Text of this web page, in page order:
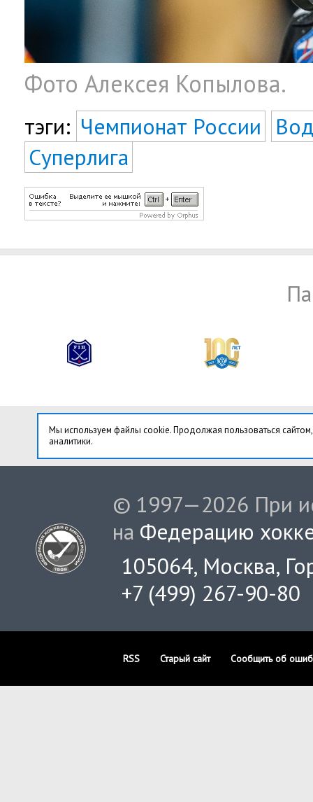
Фото Алексея Копылова.
тэги: Чемпионат России
Суперлига
Мы используем файлы cookie. Продолжая пользоваться
аналитики.
© 1997—2026 При
на Федерацию
105064, Москва,
+7 (499) 267-90-80
RSS Старый сайт Сообщить об